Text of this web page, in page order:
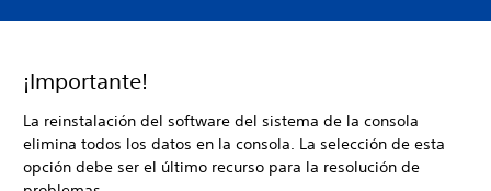
¡Importante!
La reinstalación del software del sistema de la consola
elimina todos los datos en la consola. La selección de esta
opción debe ser el último recurso para la resolución de